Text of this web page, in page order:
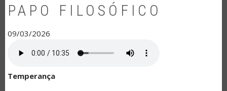
PAPO FILOSÓFICO
09/03/2026
Temperança